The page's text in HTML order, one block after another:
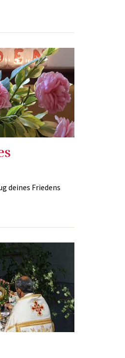
deines Friedens